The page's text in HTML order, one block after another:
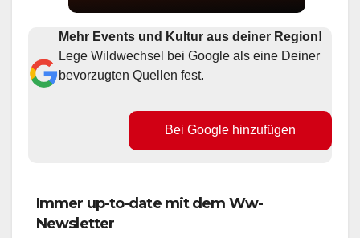
Mehr Events und Kultur aus deiner Region!
Lege Wildwechsel bei Google als eine Deiner
bevorzugten Quellen fest.
Bei Google hinzufügen
Immer up-to-date mit dem Ww-
Newsletter